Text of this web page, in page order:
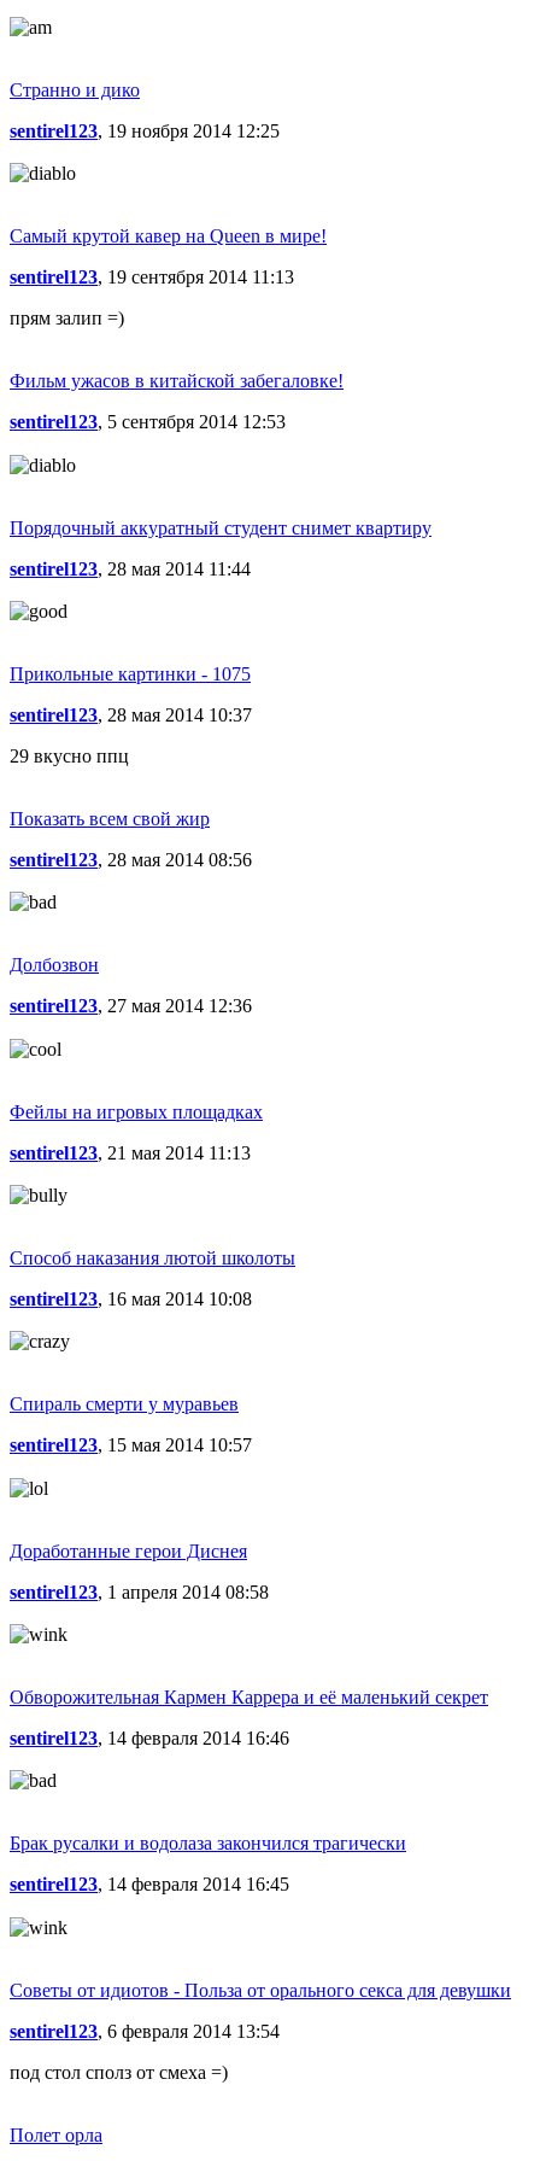
Странно и дико
sentirel123, 19 ноября 2014 12:25
Самый крутой кавер на Queen в мире!
sentirel123, 19 сентября 2014 11:13
прям залип =)
Фильм ужасов в китайской забегаловке!
sentirel123, 5 сентября 2014 12:53
Порядочный аккуратный студент снимет квартиру
sentirel123, 28 мая 2014 11:44
Прикольные картинки - 1075
sentirel123, 28 мая 2014 10:37
29 вкусно ппц
Показать всем свой жир
sentirel123, 28 мая 2014 08:56
Долбозвон
sentirel123, 27 мая 2014 12:36
Фейлы на игровых площадках
sentirel123, 21 мая 2014 11:13
Способ наказания лютой школоты
sentirel123, 16 мая 2014 10:08
Спираль смерти у муравьев
sentirel123, 15 мая 2014 10:57
Доработанные герои Диснея
sentirel123, 1 апреля 2014 08:58
Обворожительная Кармен Каррера и её маленький секрет
sentirel123, 14 февраля 2014 16:46
Брак русалки и водолаза закончился трагически
sentirel123, 14 февраля 2014 16:45
Советы от идиотов - Польза от орального секса для девушки
sentirel123, 6 февраля 2014 13:54
под стол сполз от смеха =)
Полет орла